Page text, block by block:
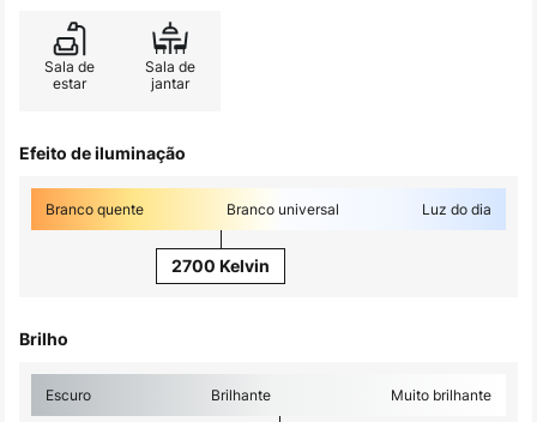
Sala de
estar
Sala de
jantar
Efeito de iluminação
Branco quente Branco universal Luz do dia
2700 Kelvin
Brilho
Escuro Brilhante Muito brilhante